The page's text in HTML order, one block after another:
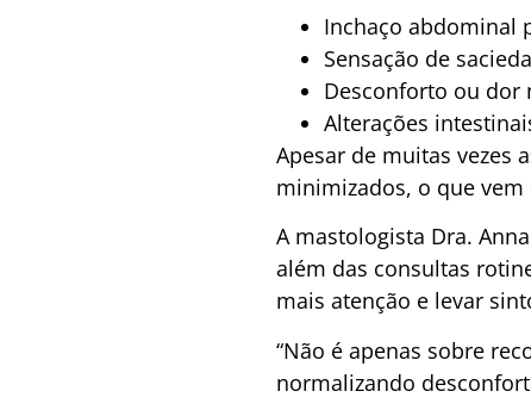
Inchaço abdominal
Sensação de
Desconforto ou dor
Alterações
Apesar de muitas vezes
minimizados, o que
A mastologista Dra.
além das consultas
mais atenção e levar
“Não é apenas sobre
normalizando